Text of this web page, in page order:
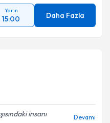
Yarın
15:00 Daha Fazla
insanı
Devamı